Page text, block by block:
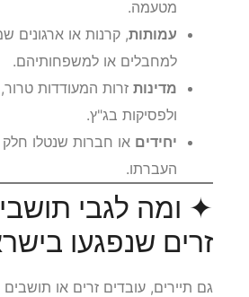
מטעמה.
עמותות, קרנות או ארגונים
למחבלים או למשפחותיהם.
מדינות זרות המעודדות
ולפסיקות בג"ץ.
יחידים או חברות שנטלו חלק
העברתו.
✦ ומה לגבי
זרים שנפגעו
גם תיירים, עובדים זרים או